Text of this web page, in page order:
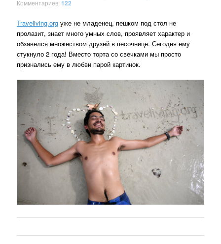
Комментариев: 122
Traveliving.org уже не младенец, пешком под стол не
пролазит, знает много умных слов, проявляет характер и
обзавелся множеством друзейв песочнице. Сегодня ему
стукнуло 2 года! Вместо торта со свечками мы просто
признались ему в любви парой картинок.